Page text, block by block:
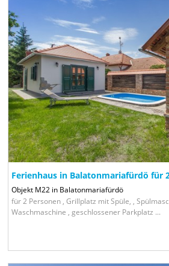
14
21
8
7
Ferienhaus in Balatonmariafürdö für
Objekt M22 in Balatonmariafürdö
für 2 Personen , Grillplatz mit Spüle, ,
Waschmaschine , geschlossener Parkplatz ...